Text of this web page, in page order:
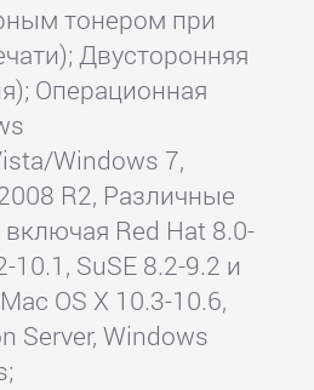
тонером при
Двусторонняя
Операционная
Windows 7,
R2, Различные
Red Hat 8.0-
10.1, SuSE 8.2-9.2 и
OS X 10.3-10.6,
Server, Windows